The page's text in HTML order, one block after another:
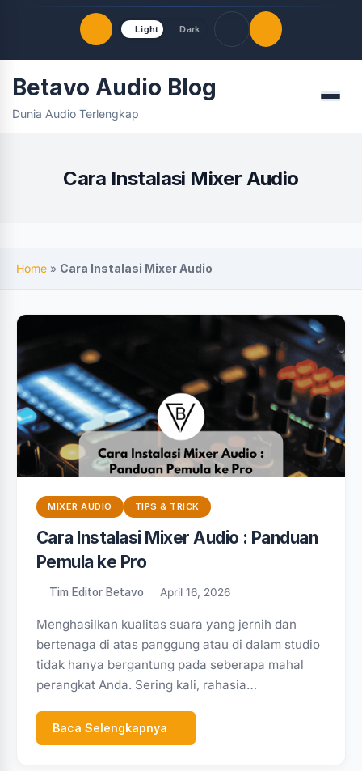
Light Dark
Quick Links
LATEST UPDATES
FOLLOW US
Betavo Audio Blog
Dunia Audio Terlengkap
Menu
Cara Instalasi Mixer Audio
Home » Cara Instalasi Mixer Audio
MIXER AUDIO TIPS & TRICK
Cara Instalasi Mixer Audio : Panduan
Pemula ke Pro
Tim Editor Betavo April 16, 2026
Menghasilkan kualitas suara yang jernih dan
bertenaga di atas panggung atau di dalam studio
tidak hanya bergantung pada seberapa mahal
perangkat Anda. Sering kali, rahasia…
Baca Selengkapnya